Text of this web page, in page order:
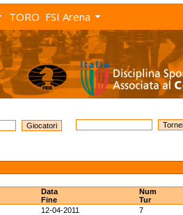
TORO FSI Arena
Data
Fine
Num
Tur
12-04-2011 7